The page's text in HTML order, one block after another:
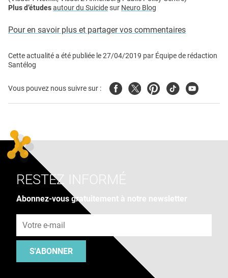
Plus d’étudesautour du Suicidesur Neuro Blog
Pour en savoir plus et partager vos commentaires
Cette actualité a été publiée le27/04/2019 par Équipe de rédaction
Santélog
Vous pouvez nous suivre sur : FacebookTwitterPinterest
TiktokYoutube
RESTEZ INFORMÉ
Abonnez-vous gratuitement à notre newsletter
S'ABONNER